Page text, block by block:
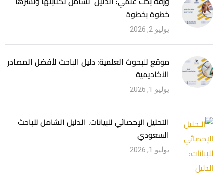
خطوة بخطوة
يوليو 2, 2026
موقع للبحوث العلمية: دليل الباحث لأفضل المصادر
الأكاديمية
يوليو 1, 2026
التحليل الإحصائي للبيانات: الدليل الشامل للباحث
السعودي
يوليو 1, 2026